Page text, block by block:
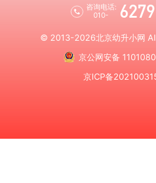
咨询电话:
010-
© 2013-2026北京幼升小网
京公网安备
京ICP备